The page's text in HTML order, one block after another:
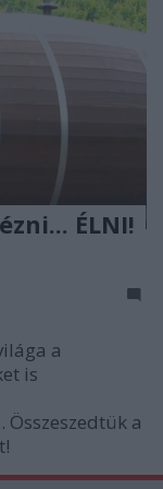
ÉLNI!
a
is
a